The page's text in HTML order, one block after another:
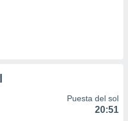
Puesta del sol
20:51